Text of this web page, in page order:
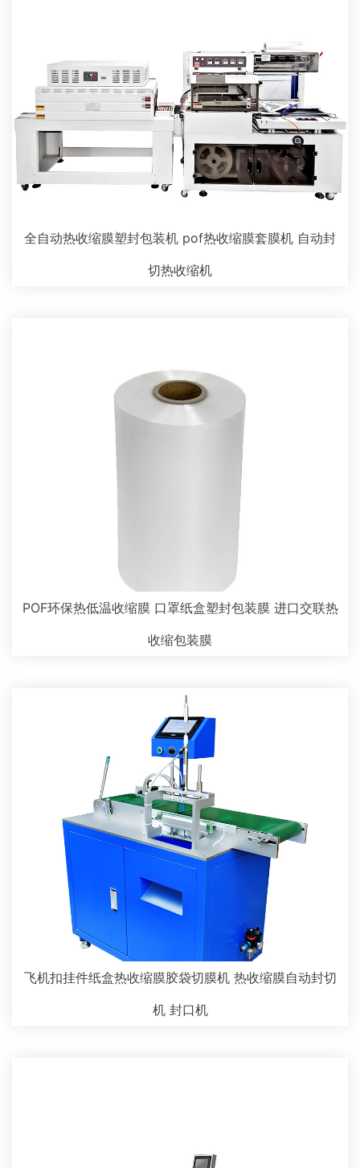
全自动热收缩膜塑封包装机 pof热收缩膜套膜机 自动封
切热收缩机
POF环保热低温收缩膜 口罩纸盒塑封包装膜 进口交联热
收缩包装膜
飞机扣挂件纸盒热收缩膜胶袋切膜机 热收缩膜自动封切
机 封口机